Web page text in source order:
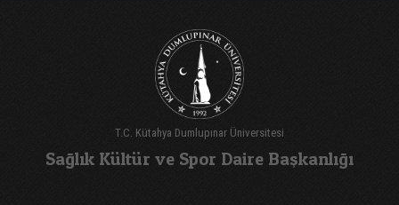
T.C. Kütahya Dumlupınar Üniversitesi
Sağlık Kültür ve Spor Daire Başkanlığı